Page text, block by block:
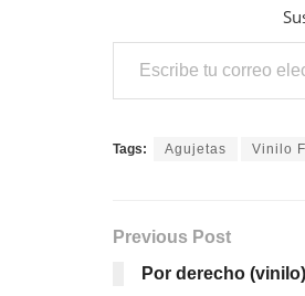
Escribe tu correo electrónico…
Tags: Agujetas Vinilo
Previous Post
Por derecho